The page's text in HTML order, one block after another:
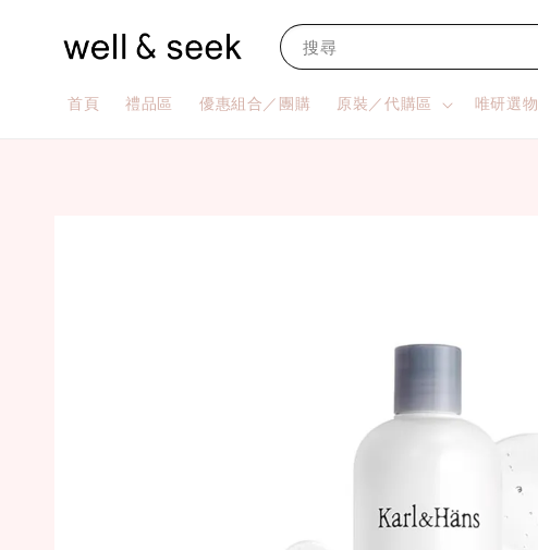
搜尋
首頁 禮品區 優惠組合／團購 原裝／代購區 唯研選物